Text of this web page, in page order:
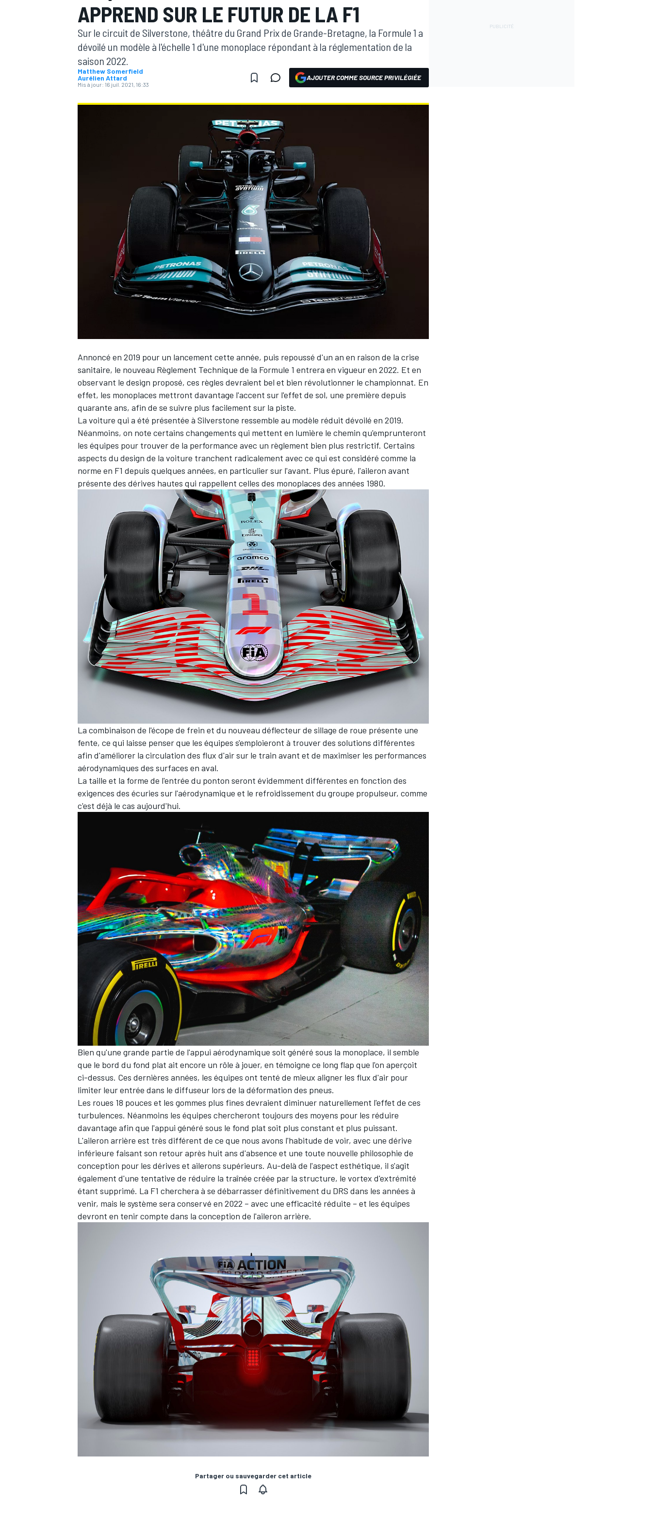
MOTOGP
WEC
AUTRES CHAMPIONNATS
APPREND SUR LE FUTUR DE LA F1
Sur le circuit de Silverstone, théâtre du Grand Prix de Grande-Bretagne, la Formule 1 a
dévoilé un modèle à l'échelle 1 d'une monoplace répondant à la réglementation de la
saison 2022.
Matthew Somerfield
Aurélien Attard
Mis à jour: 16 juil. 2021, 16:33
AJOUTER COMME SOURCE PRIVILÉGIÉE
Annoncé en 2019 pour un lancement cette année, puis repoussé d'un an en raison de la crise
sanitaire, le nouveau Règlement Technique de la Formule 1 entrera en vigueur en 2022. Et en
observant le design proposé, ces règles devraient bel et bien révolutionner le championnat. En
effet, les monoplaces mettront davantage l'accent sur l'effet de sol, une première depuis
quarante ans, afin de se suivre plus facilement sur la piste.
La voiture qui a été présentée à Silverstone ressemble au modèle réduit dévoilé en 2019.
Néanmoins, on note certains changements qui mettent en lumière le chemin qu'emprunteront
les équipes pour trouver de la performance avec un règlement bien plus restrictif. Certains
aspects du design de la voiture tranchent radicalement avec ce qui est considéré comme la
norme en F1 depuis quelques années, en particulier sur l'avant. Plus épuré, l'aileron avant
présente des dérives hautes qui rappellent celles des monoplaces des années 1980.
La combinaison de l'écope de frein et du nouveau déflecteur de sillage de roue présente une
fente, ce qui laisse penser que les équipes s'emploieront à trouver des solutions différentes
afin d'améliorer la circulation des flux d'air sur le train avant et de maximiser les performances
aérodynamiques des surfaces en aval.
La taille et la forme de l'entrée du ponton seront évidemment différentes en fonction des
exigences des écuries sur l'aérodynamique et le refroidissement du groupe propulseur, comme
c'est déjà le cas aujourd'hui.
Bien qu'une grande partie de l'appui aérodynamique soit généré sous la monoplace, il semble
que le bord du fond plat ait encore un rôle à jouer, en témoigne ce long flap que l'on aperçoit
ci-dessus. Ces dernières années, les équipes ont tenté de mieux aligner les flux d'air pour
limiter leur entrée dans le diffuseur lors de la déformation des pneus.
Les roues 18 pouces et les gommes plus fines devraient diminuer naturellement l'effet de ces
turbulences. Néanmoins les équipes chercheront toujours des moyens pour les réduire
davantage afin que l'appui généré sous le fond plat soit plus constant et plus puissant.
L'aileron arrière est très différent de ce que nous avons l'habitude de voir, avec une dérive
inférieure faisant son retour après huit ans d'absence et une toute nouvelle philosophie de
conception pour les dérives et ailerons supérieurs. Au-delà de l'aspect esthétique, il s'agit
également d'une tentative de réduire la traînée créée par la structure, le vortex d'extrémité
étant supprimé. La F1 cherchera à se débarrasser définitivement du DRS dans les années à
venir, mais le système sera conservé en 2022 – avec une efficacité réduite – et les équipes
devront en tenir compte dans la conception de l'aileron arrière.
Partager ou sauvegarder cet article